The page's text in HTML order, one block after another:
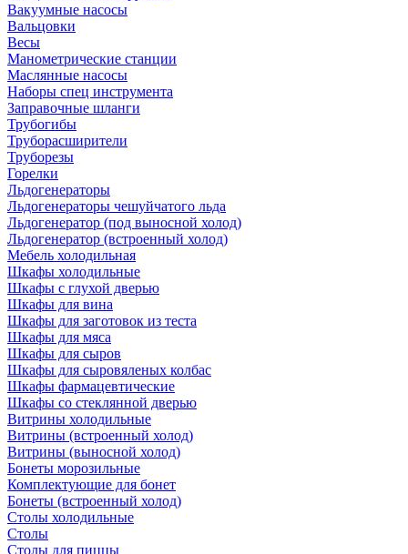
Вакуумные насосы
Вальцовки
Весы
Манометрические станции
Маслянные насосы
Наборы спец инструмента
Заправочные шланги
Трубогибы
Труборасширители
Труборезы
Горелки
Льдогенераторы
Льдогенераторы чешуйчатого льда
Льдогенератор (под выносной холод)
Льдогенератор (встроенный холод)
Мебель холодильная
Шкафы холодильные
Шкафы с глухой дверью
Шкафы для вина
Шкафы для заготовок из теста
Шкафы для мяса
Шкафы для сыров
Шкафы для сыровяленых колбас
Шкафы фармацевтические
Шкафы со стеклянной дверью
Витрины холодильные
Витрины (встроенный холод)
Витрины (выносной холод)
Бонеты морозильные
Комплектующие для бонет
Бонеты (встроенный холод)
Столы холодильные
Столы
Столы для пиццы